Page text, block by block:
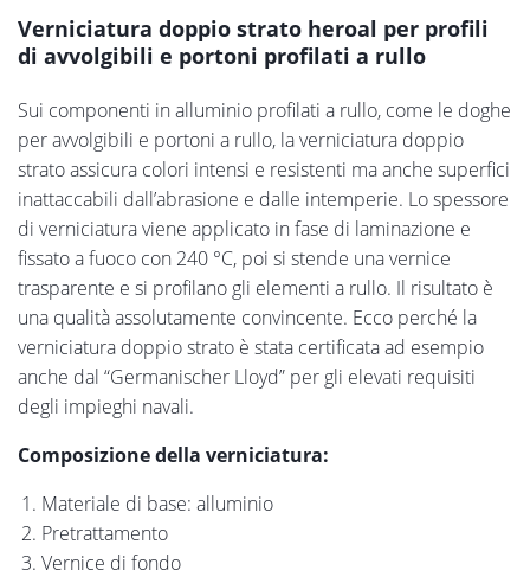
Verniciatura doppio strato heroal per profili
di avvolgibili e portoni profilati a rullo
Sui componenti in alluminio profilati a rullo, come le doghe
per avvolgibili e portoni a rullo, la verniciatura doppio
strato assicura colori intensi e resistenti ma anche superfici
inattaccabili dall’abrasione e dalle intemperie. Lo spessore
di verniciatura viene applicato in fase di laminazione e
fissato a fuoco con 240 °C, poi si stende una vernice
trasparente e si profilano gli elementi a rullo. Il risultato è
una qualità assolutamente convincente. Ecco perché la
verniciatura doppio strato è stata certificata ad esempio
anche dal “Germanischer Lloyd” per gli elevati requisiti
degli impieghi navali.
Composizione della verniciatura:
Materiale di base: alluminio
Pretrattamento
Vernice di fondo